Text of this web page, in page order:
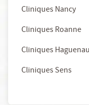
Cliniques Nancy
Cliniques Roanne
Cliniques Haguenau
Cliniques Sens